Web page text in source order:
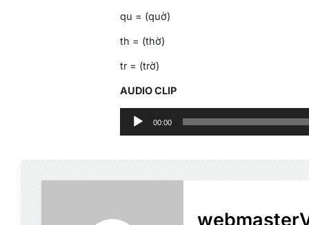
qu = (quờ)
th = (thờ)
tr = (trờ)
AUDIO CLIP
Audio
Player
00:00